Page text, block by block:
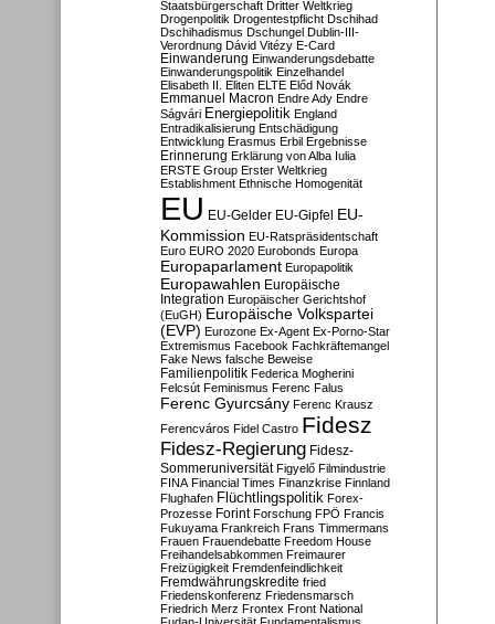
Staatsbürgerschaft Dritter Weltkrieg
Drogenpolitik Drogentestpflicht Dschihad
Dschihadismus Dschungel Dublin-III-
Verordnung Dávid Vitézy E-Card
Einwanderung Einwanderungsdebatte
Einwanderungspolitik Einzelhandel
Elisabeth II. Eliten ELTE Előd Novák
Emmanuel Macron Endre Ady Endre
Ságvári Energiepolitik England
Entradikalisierung Entschädigung
Entwicklung Erasmus Erbil Ergebnisse
Erinnerung Erklärung von Alba Iulia
ERSTE Group Erster Weltkrieg
Establishment Ethnische Homogenität
EU EU-Gelder EU-Gipfel EU-
Kommission EU-Ratspräsidentschaft
Euro EURO 2020 Eurobonds Europa
Europaparlament Europapolitik
Europawahlen Europäische
Integration Europäischer Gerichtshof
(EuGH) Europäische Volkspartei
(EVP) Eurozone Ex-Agent Ex-Porno-Star
Extremismus Facebook Fachkräftemangel
Fake News falsche Beweise
Familienpolitik Federica Mogherini
Felcsút Feminismus Ferenc Falus
Ferenc Gyurcsány Ferenc Krausz
Ferencváros Fidel Castro Fidesz
Fidesz-Regierung Fidesz-
Sommeruniversität Figyelő Filmindustrie
FINA Financial Times Finanzkrise Finnland
Flughafen Flüchtlingspolitik Forex-
Prozesse Forint Forschung FPÖ Francis
Fukuyama Frankreich Frans Timmermans
Frauen Frauendebatte Freedom House
Freihandelsabkommen Freimaurer
Freizügigkeit Fremdenfeindlichkeit
Fremdwährungskredite fried
Friedenskonferenz Friedensmarsch
Friedrich Merz Frontex Front National